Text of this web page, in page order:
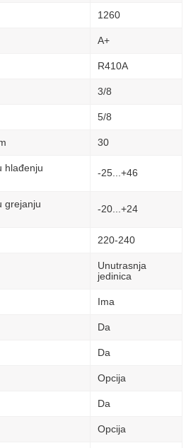
1260
A+
R410A
3/8
5/8
30
hlađenju
-25...+46
grejanju
-20...+24
220-240
Unutrasnja
jedinica
Ima
Da
Da
Opcija
Da
Opcija